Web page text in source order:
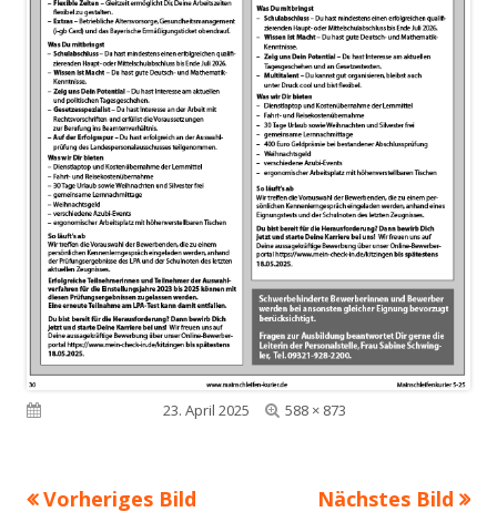
Veröffentlicht am23. April 2025
Volle
588 × 873
Vorheriges Bild Nächstes Bild